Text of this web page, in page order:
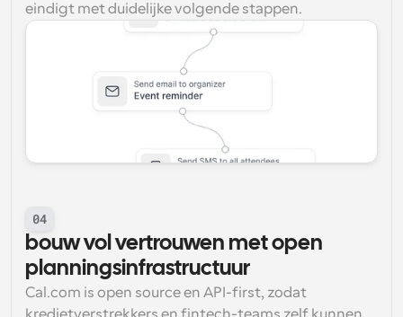
eindigt met duidelijke volgende stappen.
04
bouw vol vertrouwen met open
planningsinfrastructuur
Cal.com is open source en API-first, zodat